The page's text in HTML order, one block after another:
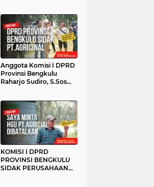
Anggota Komisi I DPRD
Provinsi Bengkulu
Raharjo Sudiro, S.Sos
KOMISI I DPRD
PROVINSI BENGKULU
SIDAK PERUSAHAAN